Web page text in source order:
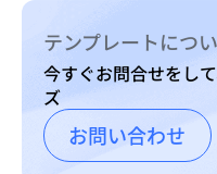
テンプレートにつ
今すぐお問合せをし
ズ
お問い合わせ